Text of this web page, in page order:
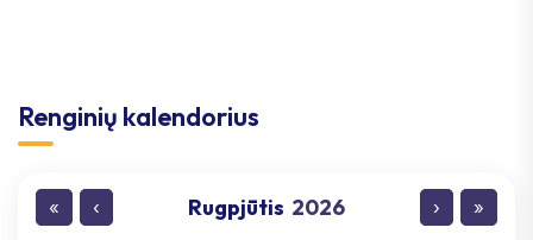
Renginių kalendorius
« ‹ Rugpjūtis 2026 › »